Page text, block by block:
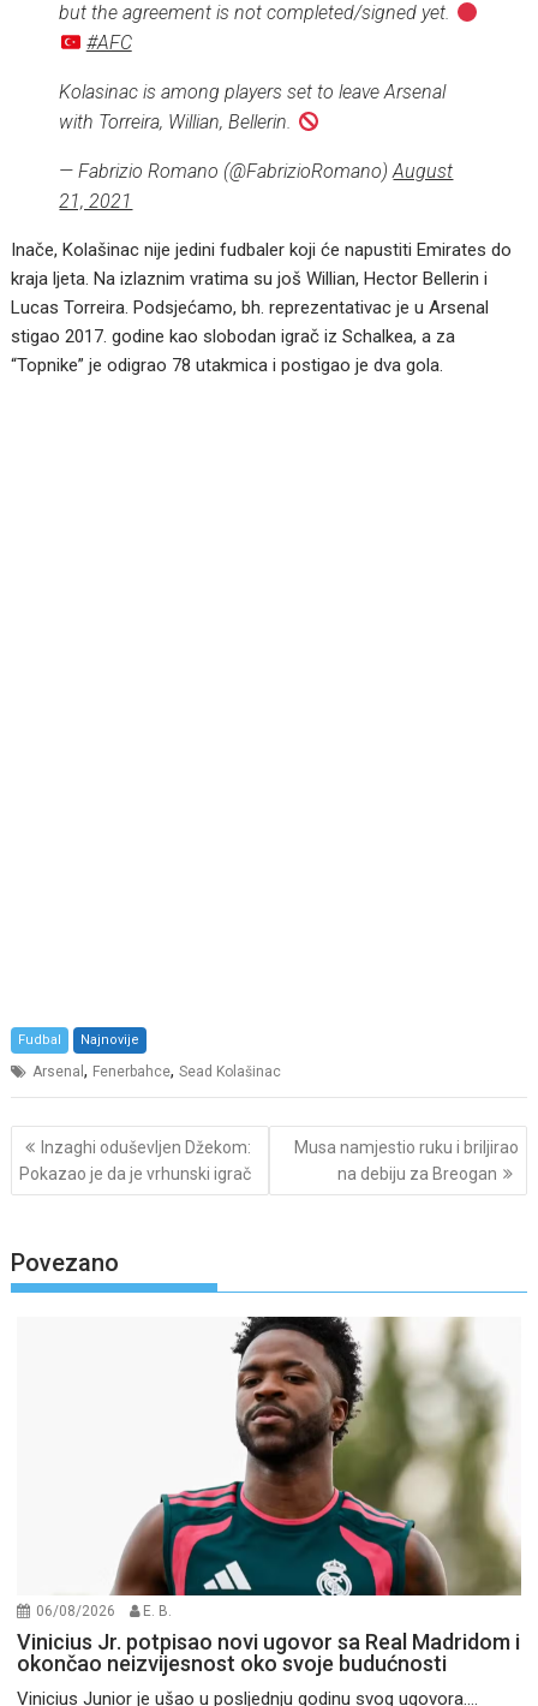
but the agreement is not completed/signed yet.
#AFC
Kolasinac is among players set to leave Arsenal
with Torreira, Willian, Bellerin.
— Fabrizio Romano (@FabrizioRomano)August
21, 2021
Inače, Kolašinac nije jedini fudbaler koji će napustiti Emirates do
kraja ljeta. Na izlaznim vratima su još Willian, Hector Bellerin i
Lucas Torreira. Podsjećamo, bh. reprezentativac je u Arsenal
stigao 2017. godine kao slobodan igrač iz Schalkea, a za
“Topnike” je odigrao 78 utakmica i postigao je dva gola.
Fudbal Najnovije
Arsenal, Fenerbahce,Sead Kolašinac
Post
navigation
Inzaghi oduševljen Džekom:
Pokazao je da je vrhunski igrač
Musa namjestio ruku i briljirao
na debiju za Breogan
Povezano
06/08/2026 E. B.
Vinicius Jr. potpisao novi ugovor sa Real Madridom i
okončao neizvijesnost oko svoje budućnosti
Vinicius Junior je ušao u posljednju godinu svog ugovora....